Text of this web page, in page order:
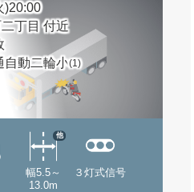
)20:00
丁目 付近
自動二輪小(1)
幅5.5～
13.0m
他
３灯式信号